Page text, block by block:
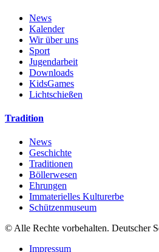
News
Kalender
Wir über uns
Sport
Jugendarbeit
Downloads
KidsGames
Lichtschießen
Tradition
News
Geschichte
Traditionen
Böllerwesen
Ehrungen
Immaterielles Kulturerbe
Schützenmuseum
© Alle Rechte vorbehalten. Deutscher
Impressum